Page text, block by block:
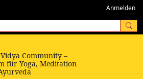
Anmelden